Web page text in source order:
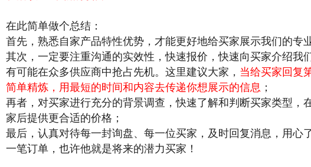
在此简单做个总结：
首先，熟悉自家产品特性优势，才能更好地给买家展示我们的专
其次，一定要注重沟通的实效性，快速报价，快速向买家介绍我
有可能在众多供应商中抢占先机。这里建议大家， 当给买家回复
简单精炼，用最短的时间和内容去传递你想展示的信息 ；
再者，对买家进行充分的背景调查，快速了解和判断买家类型，
家后提供更合适的价格；
最后，认真对待每一封询盘、每一位买家，及时回复消息，用心
一笔订单，也许他就是将来的潜力买家！